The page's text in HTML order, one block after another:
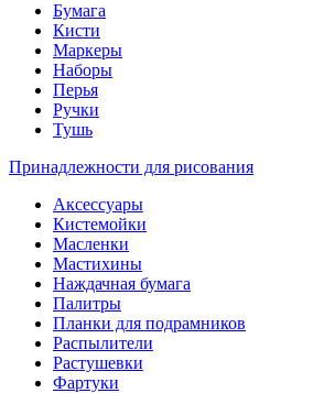
Бумага
Кисти
Маркеры
Наборы
Перья
Ручки
Тушь
Принадлежности для рисования
Аксессуары
Кистемойки
Масленки
Мастихины
Наждачная бумага
Палитры
Планки для подрамников
Распылители
Растушевки
Фартуки